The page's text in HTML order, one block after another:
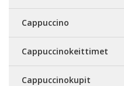
Cappuccino
Cappuccinokeittimet
Cappuccinokupit